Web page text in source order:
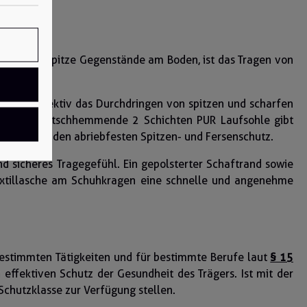
spitze Gegenstände am Boden, ist das Tragen von
Fall.
effektiv das Durchdringen von spitzen und scharfen
Die rutschhemmende 2 Schichten PUR Laufsohle gibt
durch den abriebfesten Spitzen- und Fersenschutz.
sicheres Tragegefühl. Ein gepolsterter Schaftrand sowie
am Schuhkragen eine schnelle und angenehme
Tätigkeiten und für bestimmte Berufe laut § 15
Schutz der Gesundheit des Trägers. Ist mit der
zur Verfügung stellen.